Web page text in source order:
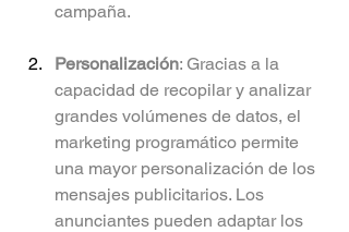
campaña.
Personalización: Gracias a la
capacidad de recopilar y analizar
grandes volúmenes de datos, el
marketing programático permite
una mayor personalización de los
mensajes publicitarios. Los
anunciantes pueden adaptar los